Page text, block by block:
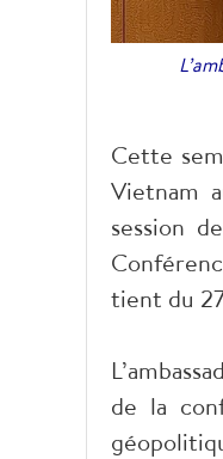
Cette
Vietnam
session
tient du
de la